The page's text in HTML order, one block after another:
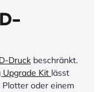
Druck beschränkt.
Upgrade Kit lässt
oder einem